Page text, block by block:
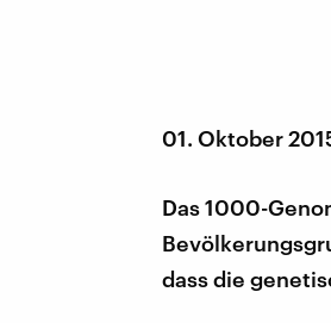
01. Oktober
Das 1000-
dass die